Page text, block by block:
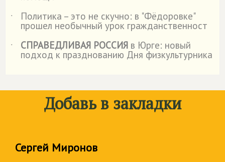
˙
Политика – это не скучно: в "Фёдоровке"
прошел необычный урок гражданственност
˙
СПРАВЕДЛИВАЯ РОССИЯ в Юрге: новый
подход к празднованию Дня физкультурника
Добавь в закладки
Сергей Миронов